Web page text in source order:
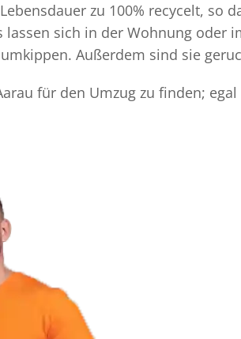
zu 100% recycelt, so
sich in der Wohnung oder
Außerdem sind sie
für den Umzug zu finden;